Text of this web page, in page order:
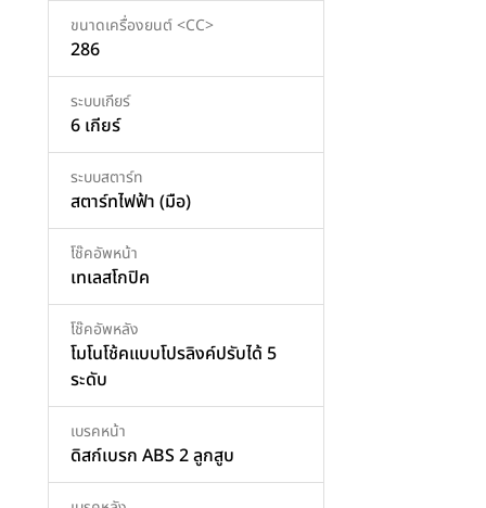
ขนาดเครื่องยนต์ <CC>
286
ระบบเกียร์
6 เกียร์
ระบบสตาร์ท
สตาร์ทไฟฟ้า (มือ)
โช๊คอัพหน้า
เทเลสโกปิค
โช๊คอัพหลัง
โมโนโช้คแบบโปรลิงค์ปรับได้ 5
ระดับ
เบรคหน้า
ดิสก์เบรก ABS 2 ลูกสูบ